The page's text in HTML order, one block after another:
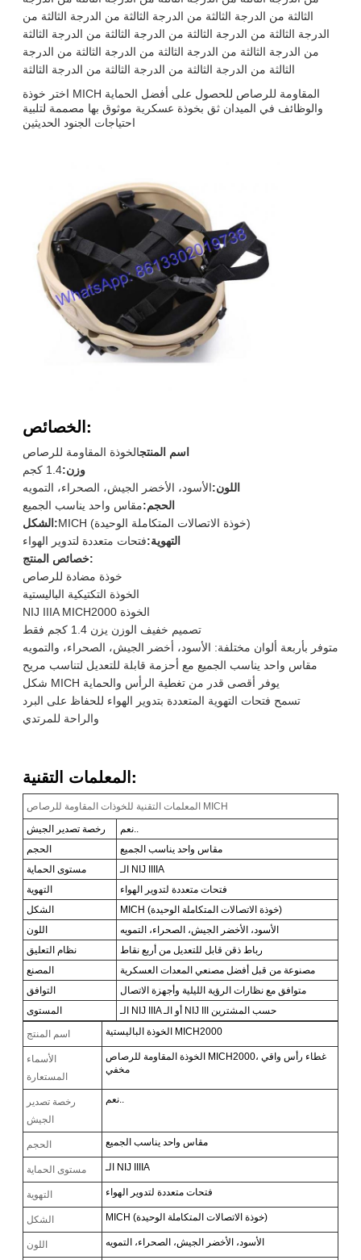
الثالثة من الدرجة الثالثة من الدرجة الثالثة من الدرجة الثالثة من
الدرجة الثالثة من الدرجة الثالثة من الدرجة الثالثة من الدرجة الثالثة
من الدرجة الثالثة من الدرجة الثالثة من الدرجة الثالثة من الدرجة
الثالثة من الدرجة الثالثة من الدرجة الثالثة من الدرجة الثالثة
اختر خوذة MICH المقاومة للرصاص للحصول على أفضل الحماية
والوظائف في الميدان ثق بخوذة عسكرية موثوق بها مصممة لتلبية
احتياجات الجنود الحديثين
الخصائص:
اسم المنتجالخوذة المقاومة للرصاص
وزن:1.4 كجم
اللون:الأسود، الأخضر الجيش، الصحراء، التمويه
الحجم:مقاس واحد يناسب الجميع
الشكل:
MICH (خوذة الاتصالات المتكاملة الوحيدة)
التهوية:فتحات متعددة لتدوير الهواء
خصائص المنتج:
خوذة مضادة للرصاص
الخوذة التكتيكية الباليستية
NIJ IIIA MICH2000 الخوذة
تصميم خفيف الوزن يزن 1.4 كجم فقط
متوفر بأربعة ألوان مختلفة: الأسود، أخضر الجيش، الصحراء، والتمويه
مقاس واحد يناسب الجميع مع أحزمة قابلة للتعديل لتناسب مريح
شكل MICH يوفر أقصى قدر من تغطية الرأس والحماية
تسمح فتحات التهوية المتعددة بتدوير الهواء للحفاظ على البرد
والراحة للمرتدي
المعلمات التقنية:
المعلمات التقنية للخوذات المقاومة للرصاص MICH
رخصة تصدير الجيش
الحجم
مقاس واحد يناسب الجميع
مستوى الحماية
الـ NIJ IIIIA
التهوية
فتحات متعددة لتدوير الهواء
الشكل
MICH (خوذة الاتصالات المتكاملة الوحيدة)
اللون
الأسود، الأخضر الجيش، الصحراء، التمويه
نظام التعليق
رباط ذقن قابل للتعديل من أربع نقاط
المصنع
مصنوعة من قبل أفضل مصنعي المعدات العسكرية
التوافق
متوافق مع نظارات الرؤية الليلية وأجهزة الاتصال
المستوى
الـ NIJ IIIA أو الـ NIJ III حسب المشترين
اسم المنتج الخوذة الباليستية MICH2000
الأسماء
المستعارة
الخوذة المقاومة للرصاص MICH2000، غطاء رأس واقي
مخفي
رخصة تصدير
الجيش
الحجم مقاس واحد يناسب الجميع
مستوى الحماية الـ NIJ IIIIA
التهوية فتحات متعددة لتدوير الهواء
الشكل MICH (خوذة الاتصالات المتكاملة الوحيدة)
اللون الأسود، الأخضر الجيش، الصحراء، التمويه